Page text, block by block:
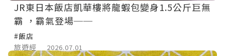
JR東日本飯店凱華樓將龍蝦包變身1.5公斤巨無
霸 ，霸氣登場──
#飯店
旅遊經
2026.07.01